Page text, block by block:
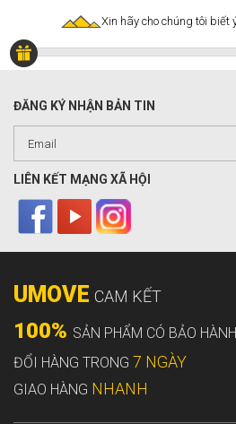
Xin hãy cho chúng tôi biết
ĐĂNG KÝ NHẬN BẢN TIN
LIÊN KẾT MẠNG XÃ HỘI
UMOVE CAM KẾT
100% SẢN PHẨM CÓ BẢO HÀNH
ĐỔI HÀNG TRONG 7 NGÀY
GIAO HÀNG NHANH